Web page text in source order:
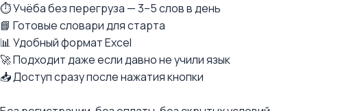
⏱ Учёба без перегруза — 3–5 слов в день
📘 Готовые словари для старта
📊 Удобный формат Excel
🚀 Подходит даже если давно не учили язык
📥 Доступ сразу после нажатия кнопки